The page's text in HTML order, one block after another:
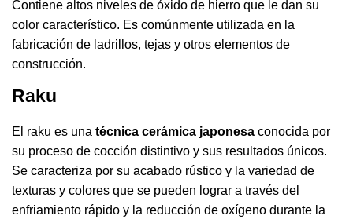
Contiene altos niveles de óxido de hierro que le dan su
color característico. Es comúnmente utilizada en la
fabricación de ladrillos, tejas y otros elementos de
construcción.
Raku
El raku es una técnica cerámica japonesa conocida por
su proceso de cocción distintivo y sus resultados únicos.
Se caracteriza por su acabado rústico y la variedad de
texturas y colores que se pueden lograr a través del
enfriamiento rápido y la reducción de oxígeno durante la